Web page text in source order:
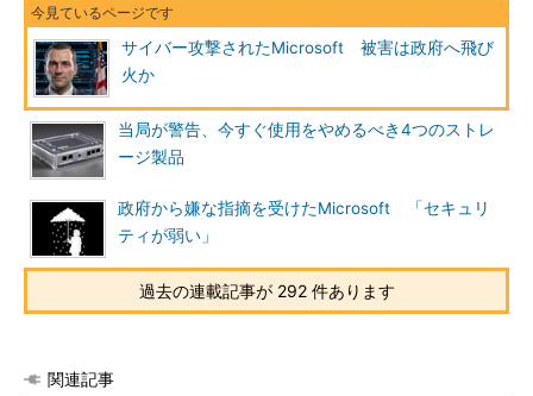
サイバー攻撃されたMicrosoft 被害は政府へ飛び
火か
当局が警告、今すぐ使用をやめるべき4つのストレ
ージ製品
政府から嫌な指摘を受けたMicrosoft 「セキュリ
ティが弱い」
過去の連載記事が 292 件あります
関連記事